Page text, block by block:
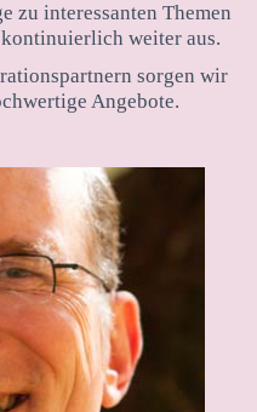
zu interessanten Themen
weiter aus.
sorgen wir
Angebote.